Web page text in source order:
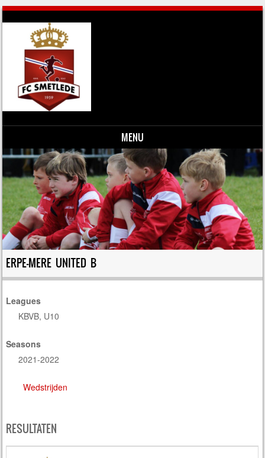
MENU
Skip to content
ERPE-MERE UNITED B
Leagues
KBVB, U10
Seasons
2021-2022
Wedstrijden
RESULTATEN